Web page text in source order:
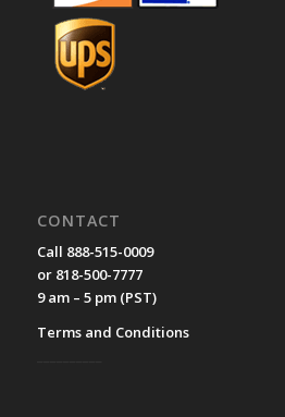
CONTACT
Call 888-515-0009
or 818-500-7777
9 am – 5 pm (PST)
Terms and Conditions